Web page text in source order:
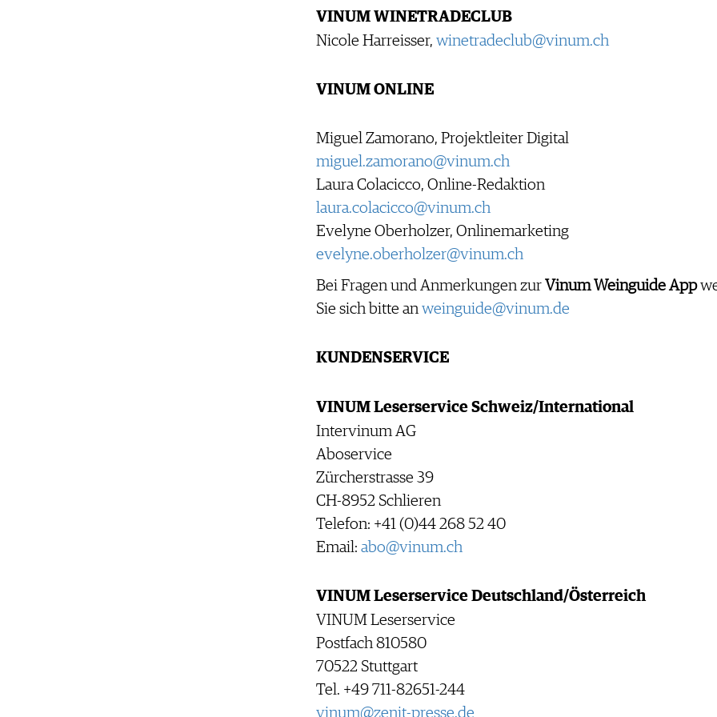
VINUM WINETRADECLUB
Nicole Harreisser, winetradeclub@vinum.ch
VINUM ONLINE
Miguel Zamorano, Projektleiter Digital
miguel.zamorano@vinum.ch
Laura Colacicco, Online-Redaktion
laura.colacicco@vinum.ch
Evelyne Oberholzer, Onlinemarketing
evelyne.oberholzer@vinum.ch
Bei Fragen und Anmerkungen zur Vinum Weinguide App
Sie sich bitte anweinguide@vinum.de
KUNDENSERVICE
VINUM Leserservice Schweiz/International
Intervinum AG
Aboservice
Zürcherstrasse 39
CH-8952 Schlieren
Telefon: +41 (0)44 268 52 40
Email: abo@vinum.ch
VINUM Leserservice Deutschland/Österreich
VINUM Leserservice
Postfach 810580
70522 Stuttgart
Tel. +49 711-82651-244
vinum@zenit-presse.de